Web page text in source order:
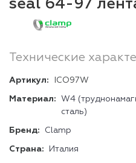
seal 64-97
Технические
Артикул: ICO97W
Материал:
W4
сталь)
Бренд: Clamp
Страна: Италия